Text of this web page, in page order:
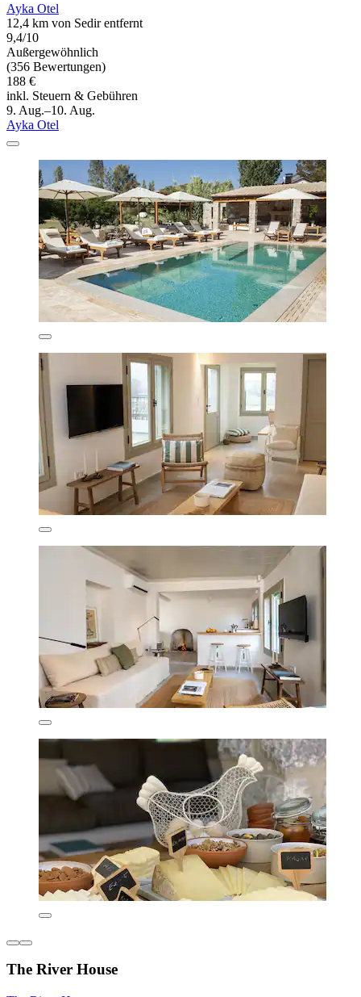
Ayka Otel
12,4 km von Sedir entfernt
9,4/10
Außergewöhnlich
(356 Bewertungen)
188 €
inkl. Steuern & Gebühren
9. Aug.–10. Aug.
Ayka Otel
The River House